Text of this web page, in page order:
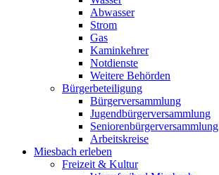
Abwasser
Strom
Gas
Kaminkehrer
Notdienste
Weitere Behörden
Bürgerbeteiligung
Bürgerversammlung
Jugendbürgerversammlung
Seniorenbürgerversammlung
Arbeitskreise
Miesbach erleben
Freizeit & Kultur